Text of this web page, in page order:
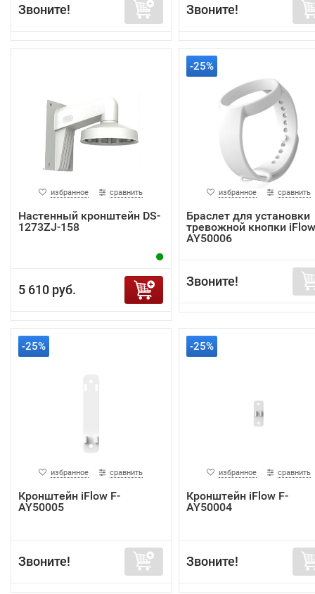
Звоните! Звоните!
избранное сравнить
Настенный кронштейн DS-
1273ZJ-158
5 610 руб.
-25%
избранное сравнить
Браслет для установки
тревожной кнопки
AY50006
Звоните!
-25%
избранное сравнить
Кронштейн iFlow F-
AY50005
Звоните!
-25%
избранное сравнить
Кронштейн iFlow F-
AY50004
Звоните!